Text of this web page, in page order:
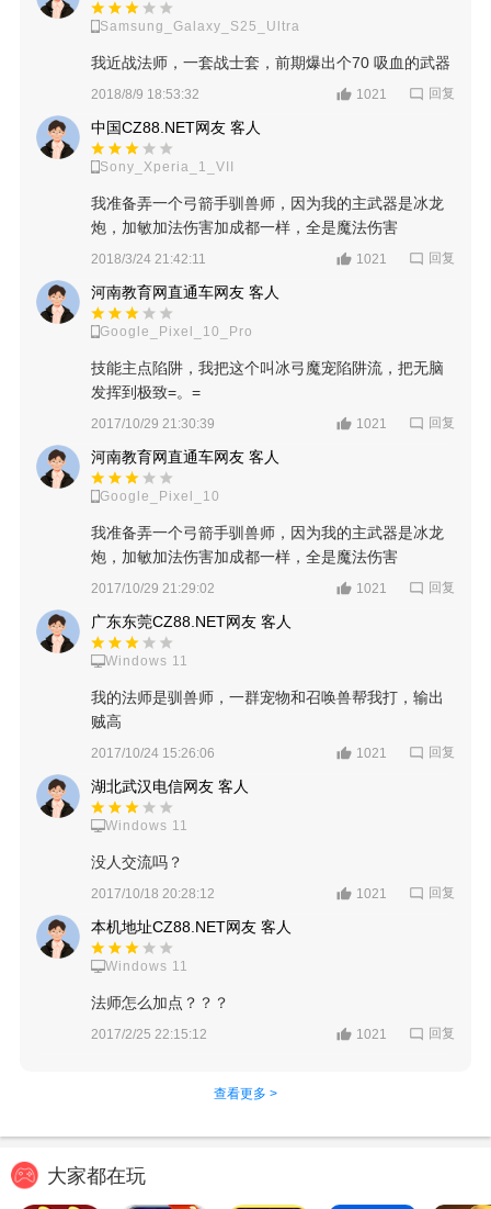
Samsung_Galaxy_S25_Ultra
我近战法师，一套战士套，前期爆出个70 吸血的武器
2018/8/9 18:53:32 1021 回复
中国CZ88.NET网友 客人
Sony_Xperia_1_VII
我准备弄一个弓箭手驯兽师，因为我的主武器是冰龙
炮，加敏加法伤害加成都一样，全是魔法伤害
2018/3/24 21:42:11 1021 回复
河南教育网直通车网友 客人
Google_Pixel_10_Pro
技能主点陷阱，我把这个叫冰弓魔宠陷阱流，把无脑
发挥到极致=。=
2017/10/29 21:30:39 1021 回复
河南教育网直通车网友 客人
Google_Pixel_10
我准备弄一个弓箭手驯兽师，因为我的主武器是冰龙
炮，加敏加法伤害加成都一样，全是魔法伤害
2017/10/29 21:29:02 1021 回复
广东东莞CZ88.NET网友 客人
Windows 11
我的法师是驯兽师，一群宠物和召唤兽帮我打，输出
贼高
2017/10/24 15:26:06 1021 回复
湖北武汉电信网友 客人
Windows 11
没人交流吗？
2017/10/18 20:28:12 1021 回复
本机地址CZ88.NET网友 客人
Windows 11
法师怎么加点？？？
2017/2/25 22:15:12 1021 回复
查看更多 >
大家都在玩